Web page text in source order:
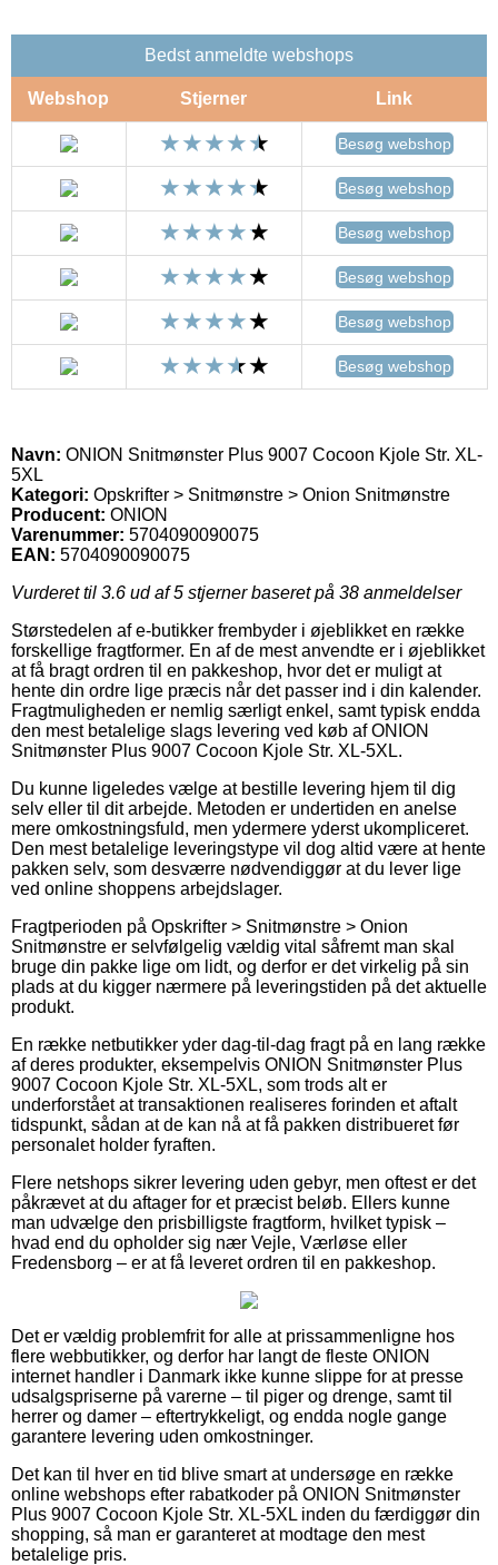
Bedst anmeldte webshops
Webshop Stjerner Link
Besøg webshop
Besøg webshop
Besøg webshop
Besøg webshop
Besøg webshop
Besøg webshop
Navn: ONION Snitmønster Plus 9007 Cocoon Kjole Str. XL-
5XL
Kategori: Opskrifter > Snitmønstre > Onion Snitmønstre
Producent: ONION
Varenummer: 5704090090075
EAN: 5704090090075
Vurderet til 3.6 ud af 5 stjerner baseret på 38 anmeldelser
Størstedelen af e-butikker frembyder i øjeblikket en række
forskellige fragtformer. En af de mest anvendte er i øjeblikket
at få bragt ordren til en pakkeshop, hvor det er muligt at
hente din ordre lige præcis når det passer ind i din kalender.
Fragtmuligheden er nemlig særligt enkel, samt typisk endda
den mest betalelige slags levering ved køb af ONION
Snitmønster Plus 9007 Cocoon Kjole Str. XL-5XL.
Du kunne ligeledes vælge at bestille levering hjem til dig
selv eller til dit arbejde. Metoden er undertiden en anelse
mere omkostningsfuld, men ydermere yderst ukompliceret.
Den mest betalelige leveringstype vil dog altid være at hente
pakken selv, som desværre nødvendiggør at du lever lige
ved online shoppens arbejdslager.
Fragtperioden på Opskrifter > Snitmønstre > Onion
Snitmønstre er selvfølgelig vældig vital såfremt man skal
bruge din pakke lige om lidt, og derfor er det virkelig på sin
plads at du kigger nærmere på leveringstiden på det aktuelle
produkt.
En række netbutikker yder dag-til-dag fragt på en lang række
af deres produkter, eksempelvis ONION Snitmønster Plus
9007 Cocoon Kjole Str. XL-5XL, som trods alt er
underforstået at transaktionen realiseres forinden et aftalt
tidspunkt, sådan at de kan nå at få pakken distribueret før
personalet holder fyraften.
Flere netshops sikrer levering uden gebyr, men oftest er det
påkrævet at du aftager for et præcist beløb. Ellers kunne
man udvælge den prisbilligste fragtform, hvilket typisk –
hvad end du opholder sig nær Vejle, Værløse eller
Fredensborg – er at få leveret ordren til en pakkeshop.
Det er vældig problemfrit for alle at prissammenligne hos
flere webbutikker, og derfor har langt de fleste ONION
internet handler i Danmark ikke kunne slippe for at presse
udsalgspriserne på varerne – til piger og drenge, samt til
herrer og damer – eftertrykkeligt, og endda nogle gange
garantere levering uden omkostninger.
Det kan til hver en tid blive smart at undersøge en række
online webshops efter rabatkoder på ONION Snitmønster
Plus 9007 Cocoon Kjole Str. XL-5XL inden du færdiggør din
shopping, så man er garanteret at modtage den mest
betalelige pris.